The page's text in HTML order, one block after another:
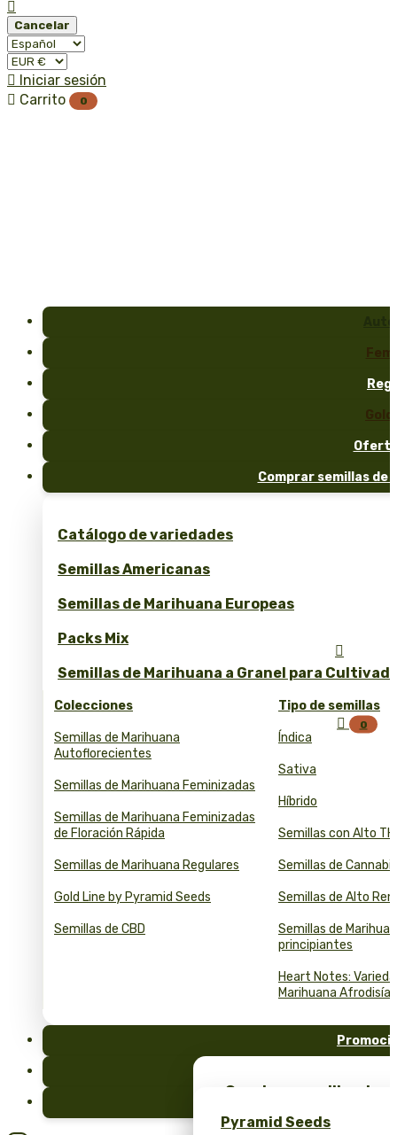

Cancelar
 Iniciar sesión
 Carrito 0
Fem
Reg
Gold
Comprar semillas de
Catálogo de variedades
Semillas Americanas
Semillas de Marihuana Europeas
Packs Mix
Semillas de Marihuana a Granel para
Colecciones
Semillas de Marihuana
Autoflorecientes
Semillas de Marihuana Feminizadas
Semillas de Marihuana Feminizadas
de Floración Rápida
Semillas de Marihuana Regulares
Gold Line by Pyramid Seeds
Semillas de CBD
Tipo de semillas
Índica
Sativa
Híbrido
Semillas con Alto
Semillas de
Semillas de Alto
Semillas de
principiantes
Heart Notes:
Marihuana
¡Consigue semillas de
Seeds!
Pyramid Seeds

 0